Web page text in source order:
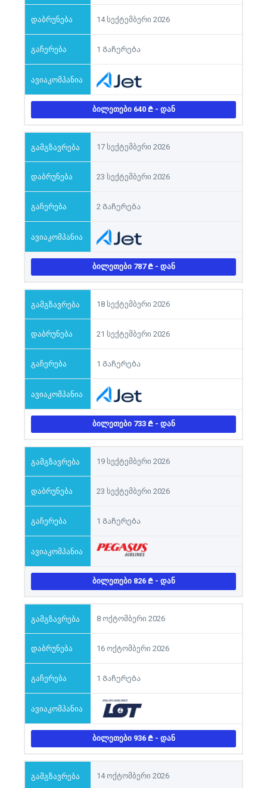
14 სექტემბერი 2026
1 Გაჩერება
ᲑᲘᲚᲔᲗᲔᲑᲘ 640 - ᲓᲐᲜ
17 სექტემბერი 2026
23 სექტემბერი 2026
2 Გაჩერება
ᲑᲘᲚᲔᲗᲔᲑᲘ 787 - ᲓᲐᲜ
18 სექტემბერი 2026
21 სექტემბერი 2026
1 Გაჩერება
ᲑᲘᲚᲔᲗᲔᲑᲘ 733 - ᲓᲐᲜ
19 სექტემბერი 2026
23 სექტემბერი 2026
1 Გაჩერება
ᲑᲘᲚᲔᲗᲔᲑᲘ 826 - ᲓᲐᲜ
8 ოქტომბერი 2026
16 ოქტომბერი 2026
1 Გაჩერება
ᲑᲘᲚᲔᲗᲔᲑᲘ 936 - ᲓᲐᲜ
14 ოქტომბერი 2026